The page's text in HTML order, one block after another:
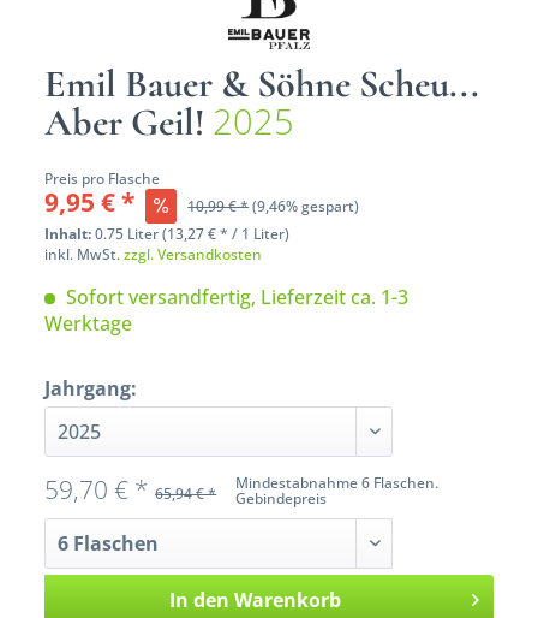
Emil Bauer & Söhne Scheu...
Aber Geil! 2025
Preis pro Flasche
9,95 € * 10,99 € *(9,46% gespart)
Inhalt:0.75 Liter (13,27 € * / 1 Liter)
inkl. MwSt.zzgl. Versandkosten
Sofort versandfertig, Lieferzeit ca. 1-3
Werktage
Jahrgang:
Mindestabnahme 6 Flaschen.
Gebindepreis
59,70 € * 65,94 € *
In den Warenkorb